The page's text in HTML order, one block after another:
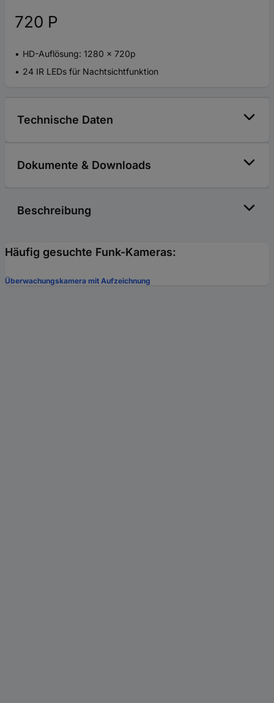
720 P
HD-Auflösung: 1280 x 720p
24 IR LEDs für Nachtsichtfunktion
Technische Daten
Dokumente & Downloads
Beschreibung
Häufig gesuchte Funk-Kameras:
Überwachungskamera mit Aufzeichnung